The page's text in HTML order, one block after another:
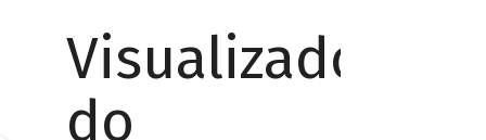
Visualizador
do